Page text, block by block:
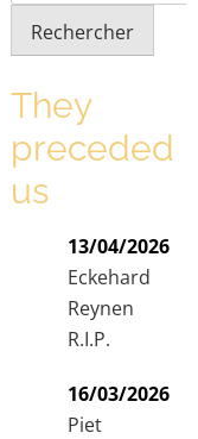
Rechercher
They
preceded
us
13/04/2026
Eckehard
Reynen
R.I.P.
16/03/2026
Piet